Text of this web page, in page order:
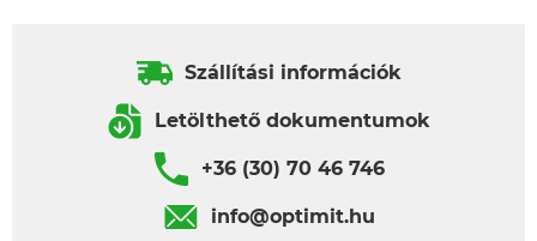
Szállítási információk
Letölthető dokumentumok
+36 (30) 70 46 746
info@optimit.hu